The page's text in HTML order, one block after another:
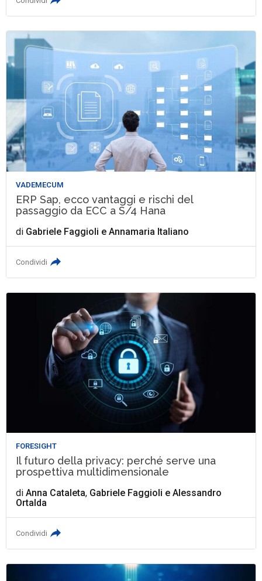
VADEMECUM
ERP Sap, ecco vantaggi e rischi del
passaggio da ECC a S/4 Hana
di Gabriele Faggioli eAnnamaria Italiano
Condividi
FORESIGHT
Il futuro della privacy: perché serve una
prospettiva multidimensionale
diAnna Cataleta, Gabriele Faggioli eAlessandro
Ortalda
Condividi